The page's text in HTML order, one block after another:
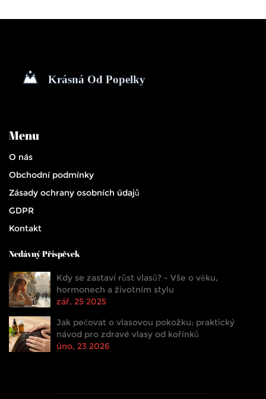
Menu
O nás
Obchodní podmínky
Zásady ochrany osobních údajů
GDPR
Kontakt
Nedávný Příspěvek
Kdy se zastaví růst vlasů? - Vše o věku,
hormonech a životním stylu
zář, 25 2025
Jak pečovat o vlasovou pokožku: praktický
návod pro zdravé vlasy od kořínků
úno, 23 2026